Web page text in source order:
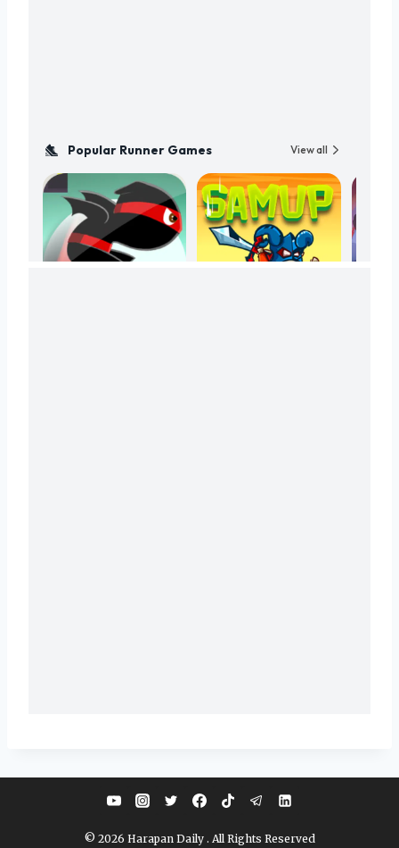
© 2026 Harapan Daily . All Rights Reserved